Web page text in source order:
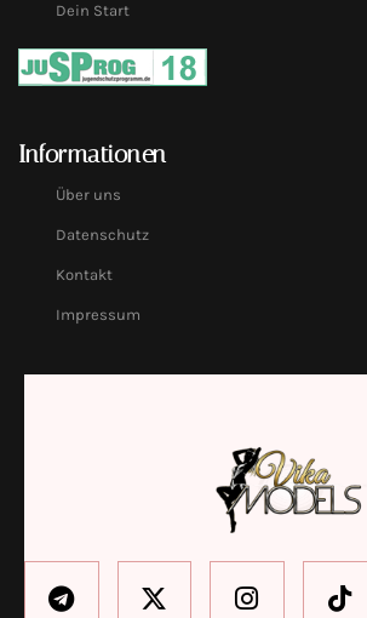
Dein Start
Informationen
Über uns
Datenschutz
Kontakt
Impressum